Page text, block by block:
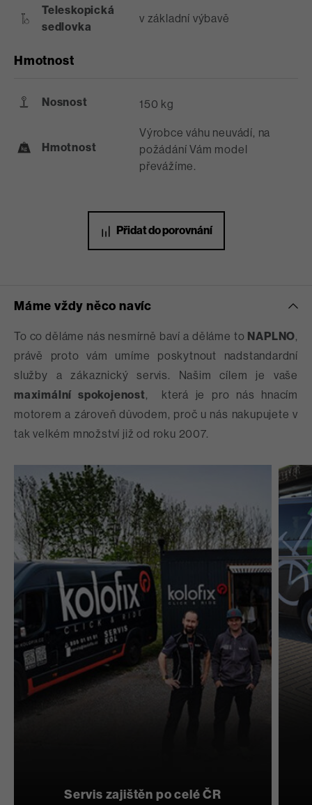
Teleskopická
sedlovka
v základní výbavě
Hmotnost
Nosnost 150 kg
Hmotnost
Výrobce váhu neuvádí, na
požádání Vám model
převážíme.
Přidat do porovnání
Máme vždy něco navíc
To co děláme nás nesmírně baví a děláme to NAPLNO,
právě proto vám umíme poskytnout nadstandardní
služby a zákaznický servis. Našim cílem je vaše
maximální spokojenost, která je pro nás hnacím
motorem a zároveň důvodem, proč u nás nakupujete v
tak velkém množství již od roku 2007.
Servis zajištěn po celé ČR